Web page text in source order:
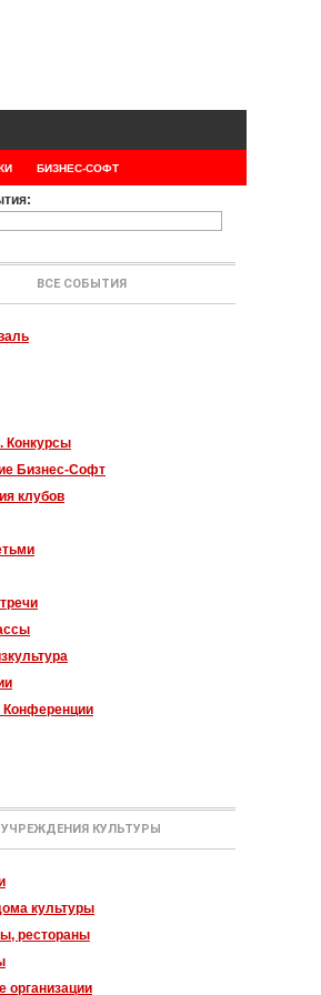
БИЗНЕС-СОФТ
ВСЕ СОБЫТИЯ
Конкурсы
Бизнес-Софт
клубов
УЧРЕЖДЕНИЯ КУЛЬТУРЫ
культуры
рестораны
организации